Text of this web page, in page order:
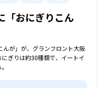
「おにぎりこん
が」が、グランフロント大阪
ぎりは約30種類で、イートイ